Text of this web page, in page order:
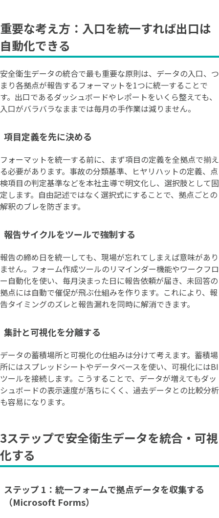
重要な考え方：入口を統一すれば出口は
自動化できる
安全衛生データの統合で最も重要な原則は、データの入口、つ
まり各拠点が報告するフォーマットを1つに統一することで
す。出口であるダッシュボードやレポートをいくら整えても、
入口がバラバラなままでは毎月の手作業は減りません。
項目定義を先に決める
フォーマットを統一する前に、まず項目の定義を全拠点で揃え
る必要があります。事故の分類基準、ヒヤリハットの定義、点
検項目の判定基準などを本社主導で明文化し、選択肢として固
定します。自由記述ではなく選択式にすることで、拠点ごとの
解釈のブレを防ぎます。
報告サイクルをツールで強制する
報告の締め日を統一しても、現場が忘れてしまえば意味があり
ません。フォーム作成ツールのリマインダー機能やワークフロ
ー自動化を使い、毎月決まった日に報告依頼が届き、未回答の
拠点には自動で催促が飛ぶ仕組みを作ります。これにより、報
告タイミングのズレと報告漏れを同時に解消できます。
集計と可視化を分離する
データの蓄積場所と可視化の仕組みは分けて考えます。蓄積場
所にはスプレッドシートやデータベースを使い、可視化にはBI
ツールを接続します。こうすることで、データが増えてもダッ
シュボードの表示速度が落ちにくく、過去データとの比較分析
も容易になります。
3ステップで安全衛生データを統合・可視
化する
ステップ 1：統一フォームで拠点データを収集する
（Microsoft Forms）